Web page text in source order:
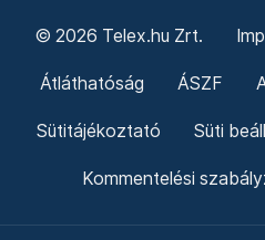
© 2026 Telex.hu Zrt.
Átláthatóság ÁSZF
Sütitájékoztató Süti
Kommentelési